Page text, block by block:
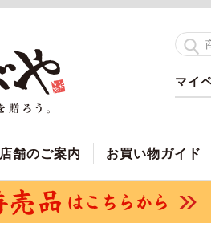
マイ
店舗のご案内 お買い物ガイド